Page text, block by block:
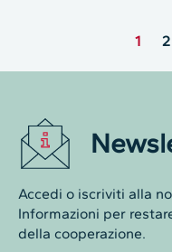
1 2
Accedi o iscriviti alla
Informazioni per
della cooperazione.